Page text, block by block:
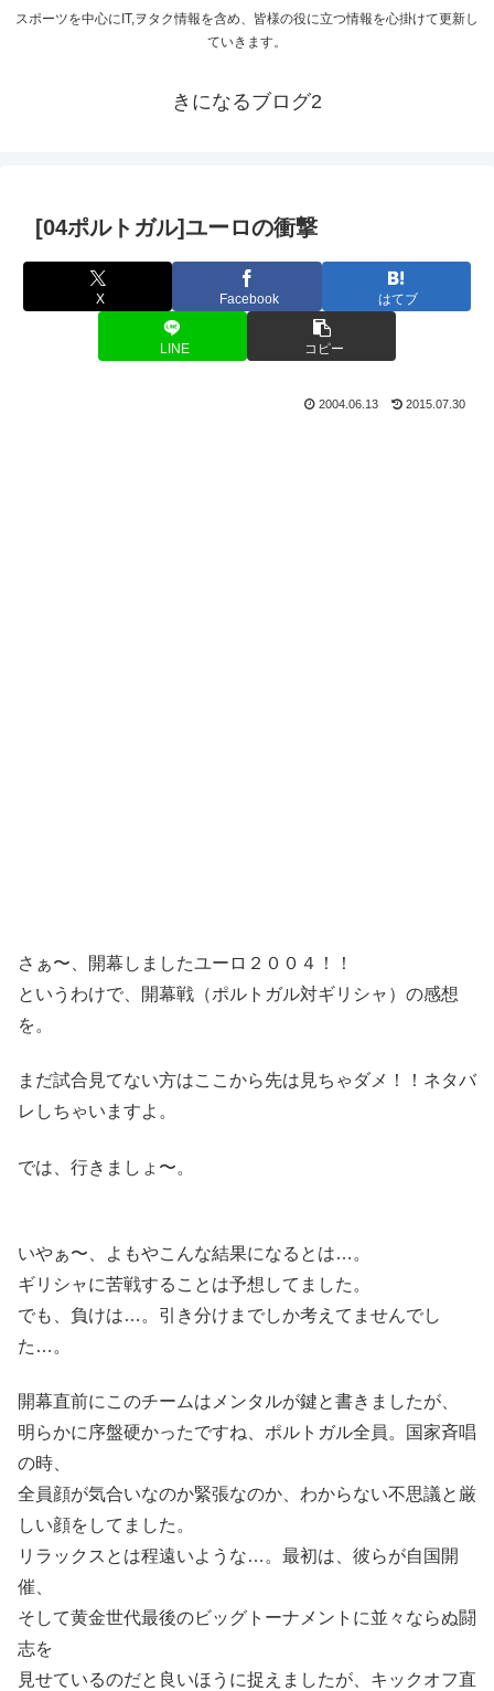
スポーツを中心にIT,ヲタク情報を含め、皆様の役に立つ情報を心掛けて更新し
ていきます。
きになるブログ2
[04ポルトガル]ユーロの衝撃
X Facebook はてブ
LINE コピー
2004.06.13 2015.07.30
さぁ〜、開幕しましたユーロ２００４！！
というわけで、開幕戦（ポルトガル対ギリシャ）の感想
を。
まだ試合見てない方はここから先は見ちゃダメ！！ネタバ
レしちゃいますよ。
では、行きましょ〜。
いやぁ〜、よもやこんな結果になるとは…。
ギリシャに苦戦することは予想してました。
でも、負けは…。引き分けまでしか考えてませんでし
た…。
開幕直前にこのチームはメンタルが鍵と書きましたが、
明らかに序盤硬かったですね、ポルトガル全員。国家斉唱
の時、
全員顔が気合いなのか緊張なのか、わからない不思議と厳
しい顔をしてました。
リラックスとは程遠いような…。最初は、彼らが自国開
催、
そして黄金世代最後のビッグトーナメントに並々ならぬ闘
志を
見せているのだと良いほうに捉えましたが、キックオフ直